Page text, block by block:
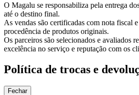
O Magalu se responsabiliza pela entrega
até o destino final.
As vendas são certificadas com nota fiscal
procedência de produtos originais.
Os parceiros são selecionados e avaliados
excelência no serviço e reputação com os
Política de trocas e
Fechar